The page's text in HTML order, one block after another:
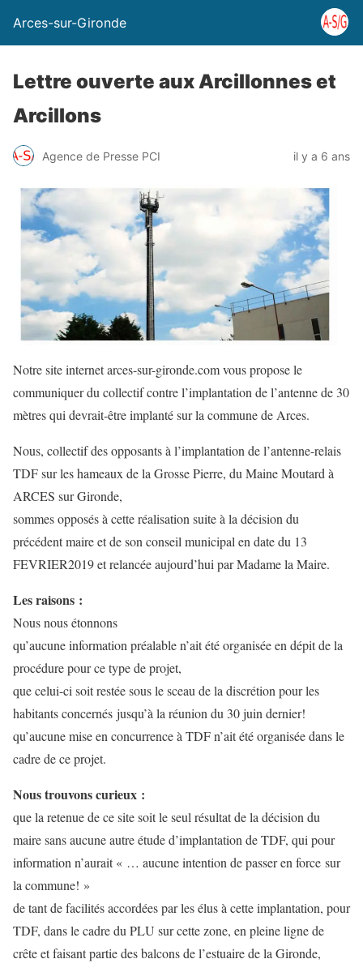
Arces-sur-Gironde
Lettre ouverte aux Arcillonnes et
Arcillons
Agence de Presse PCI il y a 6 ans
Notre site internet arces-sur-gironde.com vous propose le
communiquer du collectif contre l’implantation de l’antenne de 30
mètres qui devrait-être implanté sur la commune de Arces.
Nous, collectif des opposants à l’implantation de l’antenne-relais
TDF sur les hameaux de la Grosse Pierre, du Maine Moutard à
ARCES sur Gironde,
sommes opposés à cette réalisation suite à la décision du
précédent maire et de son conseil municipal en date du 13
FEVRIER2019 et relancée aujourd’hui par Madame la Maire.
Les raisons :
Nous nous étonnons
qu’aucune information préalable n’ait été organisée en dépit de la
procédure pour ce type de projet,
que celui-ci soit restée sous le sceau de la discrétion pour les
habitants concernés jusqu’à la réunion du 30 juin dernier!
qu’aucune mise en concurrence à TDF n’ait été organisée dans le
cadre de ce projet.
Nous trouvons curieux :
que la retenue de ce site soit le seul résultat de la décision du
maire sans aucune autre étude d’implantation de TDF, qui pour
information n’aurait « … aucune intention de passer en force sur
la commune! »
de tant de facilités accordées par les élus à cette implantation, pour
TDF, dans le cadre du PLU sur cette zone, en pleine ligne de
crête et faisant partie des balcons de l’estuaire de la Gironde,